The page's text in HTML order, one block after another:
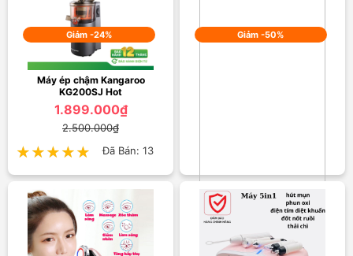
Giảm -24%
Máy ép chậm Kangaroo
KG200SJ Hot
1.899.000₫
2.500.000₫
★★★★★
★★★★★ Đã Bán: 13
Giảm -50%
Bút Châm Cứu Trị Liệu Xung
Điện W 912 Cao Cấp
250.000₫
500.000₫